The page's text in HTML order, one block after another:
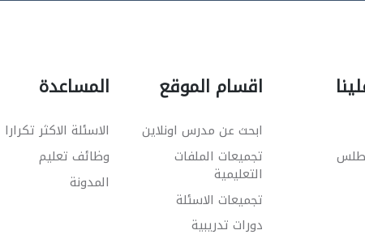
اقسام الموقع
ابحث عن مدرس اونلاين
تجميعات الملفات
التعليمية
تجميعات الاسئلة
دورات تدريبية
المساعدة
الاسئلة الاكثر تكرارا
وظائف تعليم
المدونة